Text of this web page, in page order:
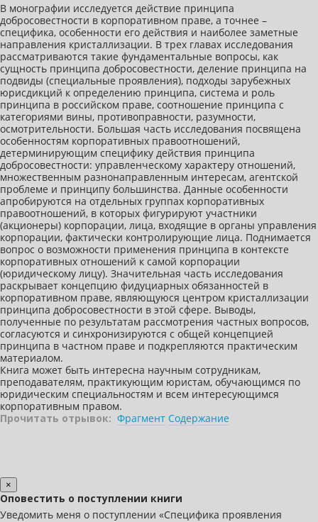
В монографии исследуется действие принципа
добросовестности в корпоративном праве, а точнее –
специфика, особенности его действия и наиболее заметные
направления кристаллизации. В трех главах исследования
рассматриваются такие фундаментальные вопросы, как
сущность принципа добросовестности, деление принципа на
подвиды (специальные проявления), подходы зарубежных
юрисдикций к определению принципа, система и роль
принципа в российском праве, соотношение принципа с
категориями вины, противоправности, разумности,
осмотрительности. Большая часть исследования посвящена
особенностям корпоративных правоотношений,
детерминирующим специфику действия принципа
добросовестности: управленческому характеру отношений,
множественным разнонаправленным интересам, агентской
проблеме и принципу большинства. Данные особенности
апробируются на отдельных группах корпоративных
правоотношений, в которых фигурируют участники
(акционеры) корпорации, лица, входящие в органы управления
корпорации, фактически контролирующие лица. Поднимается
вопрос о возможности применения принципа в контексте
корпоративных отношений к самой корпорации
(юридическому лицу). Значительная часть исследования
раскрывает концепцию фидуциарных обязанностей в
корпоративном праве, являющуюся центром кристаллизации
принципа добросовестности в этой сфере. Выводы,
полученные по результатам рассмотрения частных вопросов,
согласуются и синхронизируются с общей концепцией
принципа в частном праве и подкрепляются практическим
материалом.
Книга может быть интересна научным сотрудникам,
преподавателям, практикующим юристам, обучающимся по
юридическим специальностям и всем интересующимся
корпоративным правом.
Прочитать отрывок: Фрагмент Содержание
×
Оповестить о поступлении книги
Уведомить меня о поступлении «Специфика проявления